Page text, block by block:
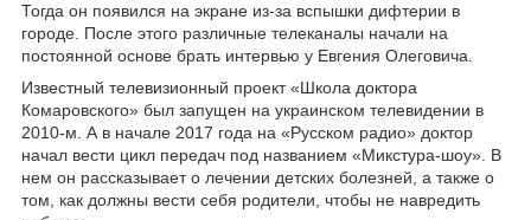
Тогда он появился на экране из-за вспышки дифтерии в
городе. После этого различные телеканалы начали на
постоянной основе брать интервью у Евгения Олеговича.
Известный телевизионный проект «Школа доктора
Комаровского» был запущен на украинском телевидении в
2010-м. А в начале 2017 года на «Русском радио» доктор
начал вести цикл передач под названием «Микстура-шоу». В
нем он рассказывает о лечении детских болезней, а также о
том, как должны вести себя родители, чтобы не навредить